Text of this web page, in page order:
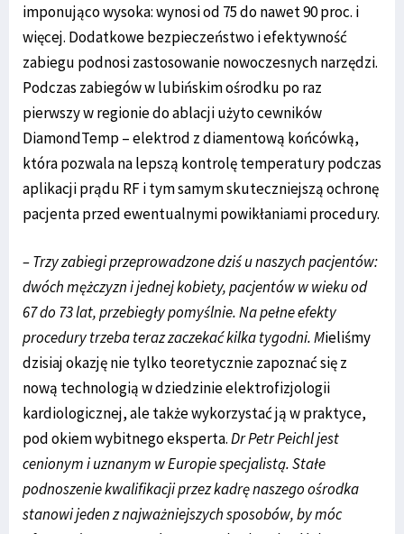
imponująco wysoka: wynosi od 75 do nawet 90 proc. i
więcej. Dodatkowe bezpieczeństwo i efektywność
zabiegu podnosi zastosowanie nowoczesnych narzędzi.
Podczas zabiegów w lubińskim ośrodku po raz
pierwszy w regionie do ablacji użyto cewników
DiamondTemp – elektrod z diamentową końcówką,
która pozwala na lepszą kontrolę temperatury podczas
aplikacji prądu RF i tym samym skuteczniejszą ochronę
pacjenta przed ewentualnymi powikłaniami procedury.
–Trzy zabiegi przeprowadzone dziś u naszych pacjentów:
dwóch mężczyzn i jednej kobiety, pacjentów w wieku od
67 do 73 lat, przebiegły pomyślnie. Na pełne efekty
procedury trzeba teraz zaczekać kilka tygodni.Mieliśmy
dzisiaj okazję nie tylko teoretycznie zapoznać się z
nową technologią w dziedzinie elektrofizjologii
kardiologicznej, ale także wykorzystać ją w praktyce,
pod okiem wybitnego eksperta.DrPetr Peichl jest
cenionym i uznanym w Europie specjalistą. Stałe
podnoszenie kwalifikacji przez kadrę naszego ośrodka
stanowi jeden z najważniejszych sposobów, by móc